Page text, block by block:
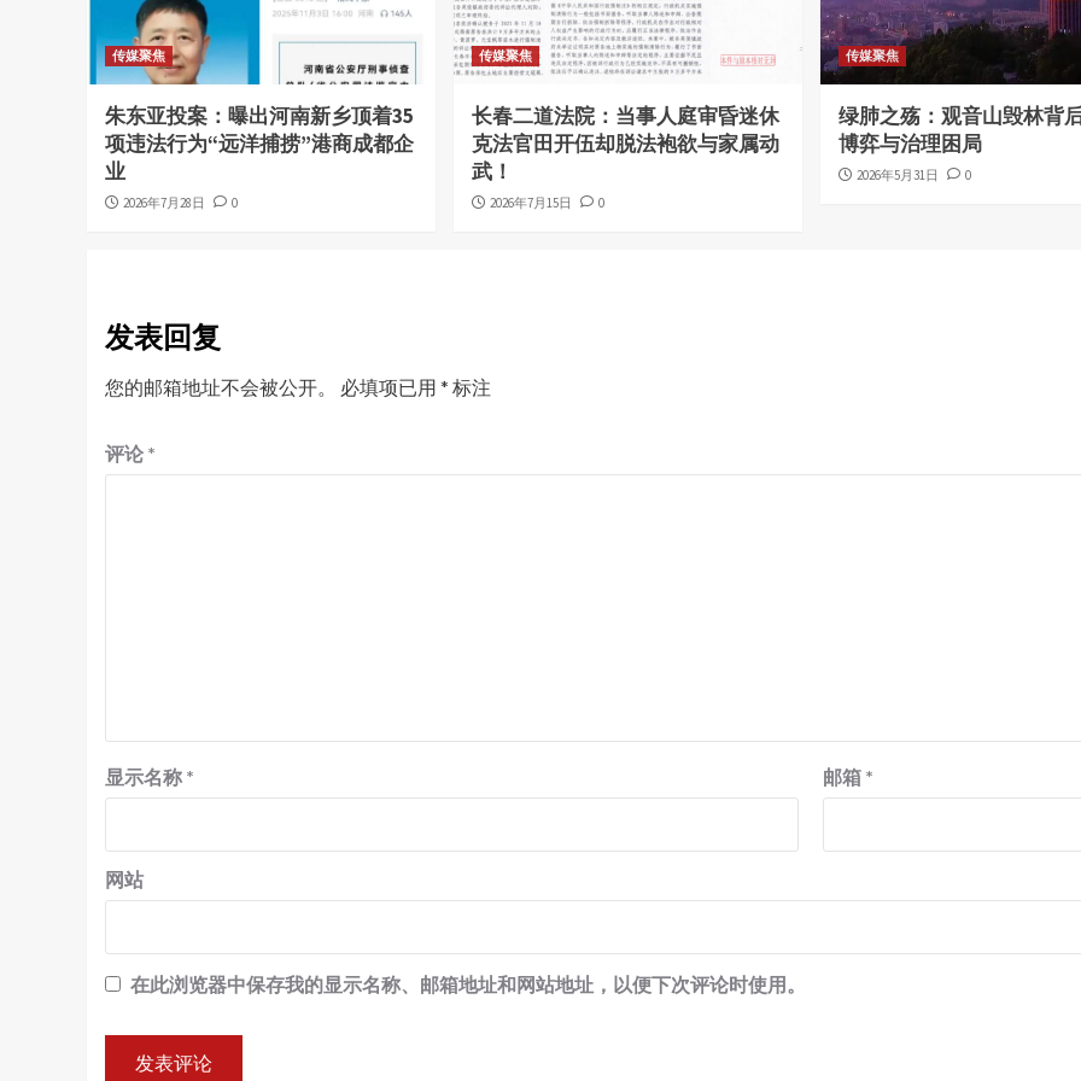
传媒聚焦
朱东亚投案：曝出河南新乡顶着35
项违法行为“远洋捕捞”港商成都企
业
2026年7月28日 0
传媒聚焦
长春二道法院：当事人庭审昏迷休
克法官田开伍却脱法袍欲与家属动
武！
2026年7月15日 0
传媒聚焦
绿肺之殇：观音山毁林背
博弈与治理困局
2026年5月31日 0
发表回复
您的邮箱地址不会被公开。 必填项已用 * 标注
评论 *
显示名称 * 邮箱 *
网站
在此浏览器中保存我的显示名称、邮箱地址和网站地址，以便下次评论时使用。